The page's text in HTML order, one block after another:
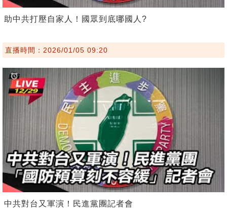
助中共打壓自家人！國眾到底哪國人?
直播時間：2026/01/05 09:20
中共對台又軍演！民進黨團記者會